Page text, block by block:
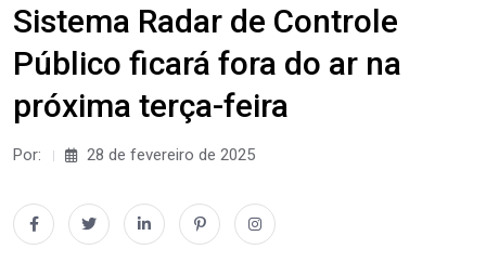
Sistema Radar de Controle
Público ficará fora do ar na
próxima terça-feira
Por: 28 de fevereiro de 2025